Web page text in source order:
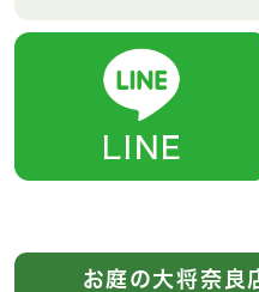
お庭の大将奈良